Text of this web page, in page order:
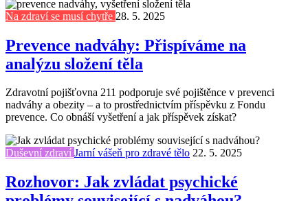
Na zdraví se musí chytře 28. 5. 2025
Prevence nadváhy: Přispíváme na
analýzu složení těla
Zdravotní pojišťovna 211 podporuje své pojištěnce v prevenci
nadváhy a obezity – a to prostřednictvím příspěvku z Fondu
prevence. Co obnáší vyšetření a jak příspěvek získat?
Duševní zdraví Jarní vášeň pro zdravé tělo 22. 5. 2025
Rozhovor: Jak zvládat psychické